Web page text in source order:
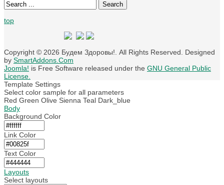
Search
top
Copyright © 2026 Будем Здоровы!. All Rights Reserved. Designed
by SmartAddons.Com
Joomla! is Free Software released under the GNU General Public
License.
Template Settings
Select color sample for all parameters
Red Green Olive Sienna Teal Dark_blue
Body
Background Color
Link Color
Text Color
Layouts
Select layouts